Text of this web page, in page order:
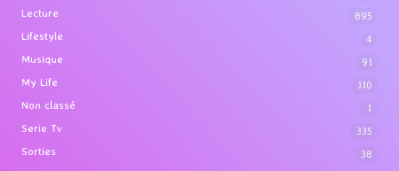
Lecture 895
Lifestyle 4
Musique 91
My Life 110
Non classé 1
Serie Tv 335
Sorties 38